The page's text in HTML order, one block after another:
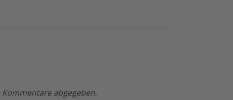
abgegeben.